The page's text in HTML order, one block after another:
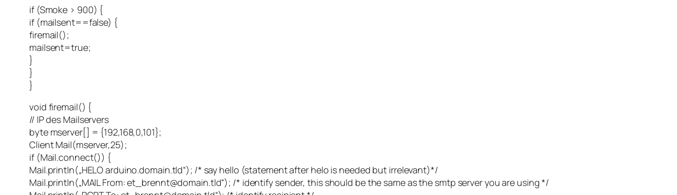
if (Smoke > 900) {
if (mailsent==false) {
firemail();
mailsent=true;
}
}
}
void firemail() {
// IP des Mailservers
byte mserver[] = {192,168,0,101};
Client Mail(mserver,25);
if (Mail.connect()) {
Mail.println(„HELO arduino.domain.tld“); /* say hello (statement after helo is needed but irrelevant)*/
Mail.println(„MAIL From: et_brennt@domain.tld“); /* identify sender, this should be the same as the smtp server you are using */